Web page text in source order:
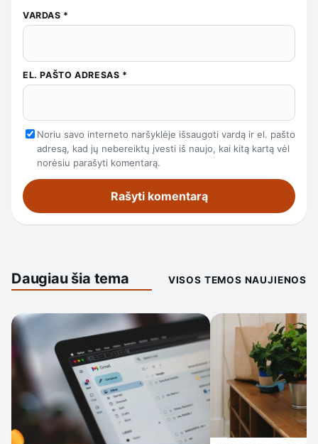
VARDAS *
EL. PAŠTO ADRESAS *
Noriu savo interneto naršyklėje išsaugoti vardą ir el. pašto
adresą, kad jų nebereiktų įvesti iš naujo, kai kitą kartą vėl
norėsiu parašyti komentarą.
Daugiau šia tema VISOS TEMOS NAUJIENOS